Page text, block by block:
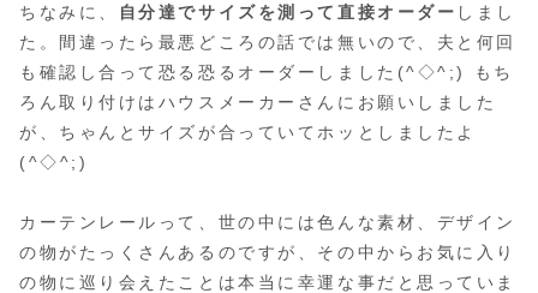
ちなみに、 自分達でサイズを測って直接オーダー しまし
た。間違ったら最悪どころの話では無いので、夫と何回
も確認し合って恐る恐るオーダーしました(^◇^;) もち
ろん取り付けはハウスメーカーさんにお願いしました
が、ちゃんとサイズが合っていてホッとしましたよ
(^◇^;)
カーテンレールって、世の中には色んな素材、デザイン
の物がたっくさんあるのですが、その中からお気に入り
の物に巡り会えたことは本当に幸運な事だと思っていま